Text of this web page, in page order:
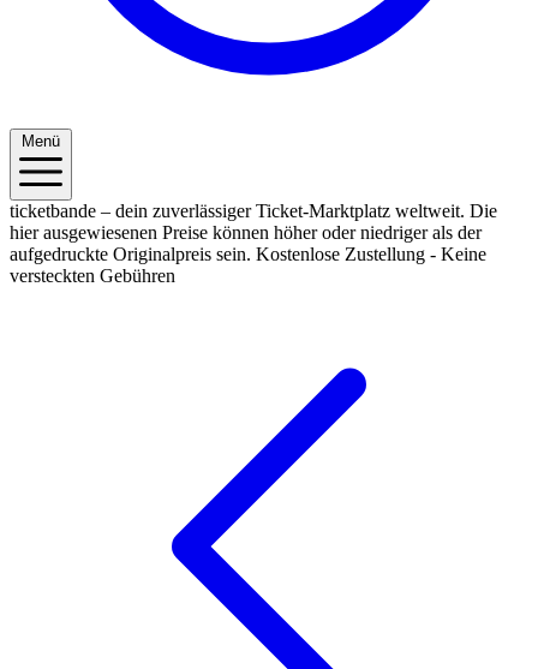
Menü
ticketbande – dein zuverlässiger Ticket-Marktplatz weltweit. Die
hier ausgewiesenen Preise können höher oder niedriger als der
aufgedruckte Originalpreis sein. Kostenlose Zustellung - Keine
versteckten Gebühren